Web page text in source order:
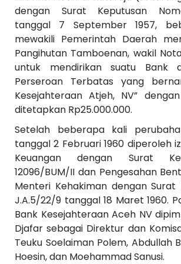
dengan Surat Keputusan
tanggal 7 September 1957,
mewakili Pemerintah Daerah
Pangihutan Tamboenan, wakil
untuk mendirikan suatu Bank
Perseroan Terbatas yang
Kesejahteraan Atjeh, NV”
ditetapkan Rp25.000.000.
Setelah beberapa kali
tanggal 2 Februari 1960 diperoleh
Keuangan dengan Surat
12096/BUM/II dan Pengesahan
Menteri Kehakiman dengan Surat
J.A.5/22/9 tanggal 18 Maret 1960.
Bank Kesejahteraan Aceh NV
Djafar sebagai Direktur dan
Teuku Soelaiman Polem, Abdullah
Hoesin, dan Moehammad Sanusi.